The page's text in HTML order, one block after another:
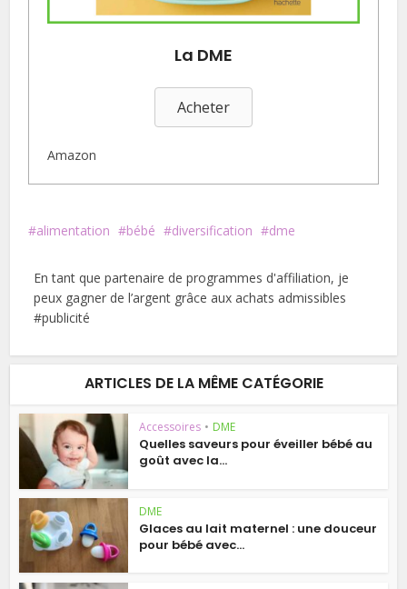
La DME
Acheter
Amazon
alimentation bébé diversification dme
En tant que partenaire de programmes d'affiliation, je
peux gagner de l’argent grâce aux achats admissibles
#publicité
ARTICLES DE LA MÊME CATÉGORIE
Accessoires • DME
Quelles saveurs pour éveiller bébé au
goût avec la...
DME
Glaces au lait maternel : une douceur
pour bébé avec...